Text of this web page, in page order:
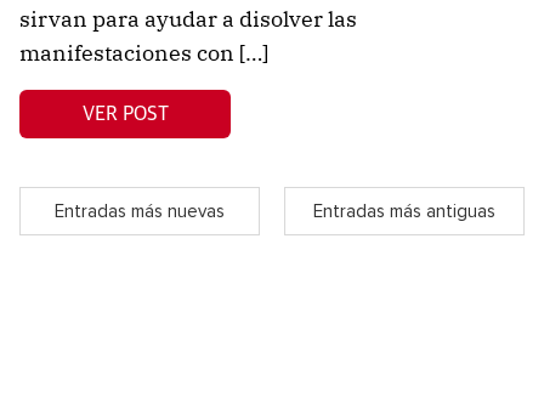
sirvan para ayudar a disolver las
manifestaciones con […]
VER POST
Entradas más nuevas Entradas más antiguas